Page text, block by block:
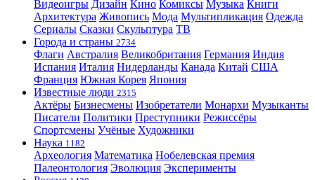
Видеоигры Дизайн Кино Комиксы Музыка Книги
Архитектура Живопись Мода Мультипликация Одежда
Сериалы Сказки Скульптура ТВ
Города и страны 2734
Флаги Австралия Великобритания Германия Индия
Испания Италия Нидерланды Канада Китай США
Франция Южная Корея Япония
Известные люди 2315
Актёры Бизнесмены Изобретатели Монархи Музыканты
Писатели Политики Преступники Режиссёры
Спортсмены Учёные Художники
Наука 1182
Археология Математика Нобелевская премия
Палеонтология Эволюция Эксперименты